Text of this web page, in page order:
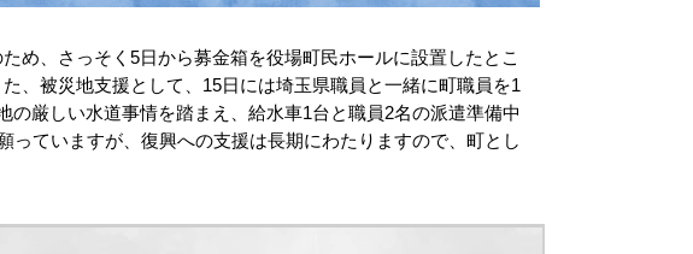
め、さっそく5日から募金箱を役場町民ホールに設置したとこ
、被災地支援として、15日には埼玉県職員と一緒に町職員を1
厳しい水道事情を踏まえ、給水車1台と職員2名の派遣準備中
っていますが、復興への支援は長期にわたりますので、町とし